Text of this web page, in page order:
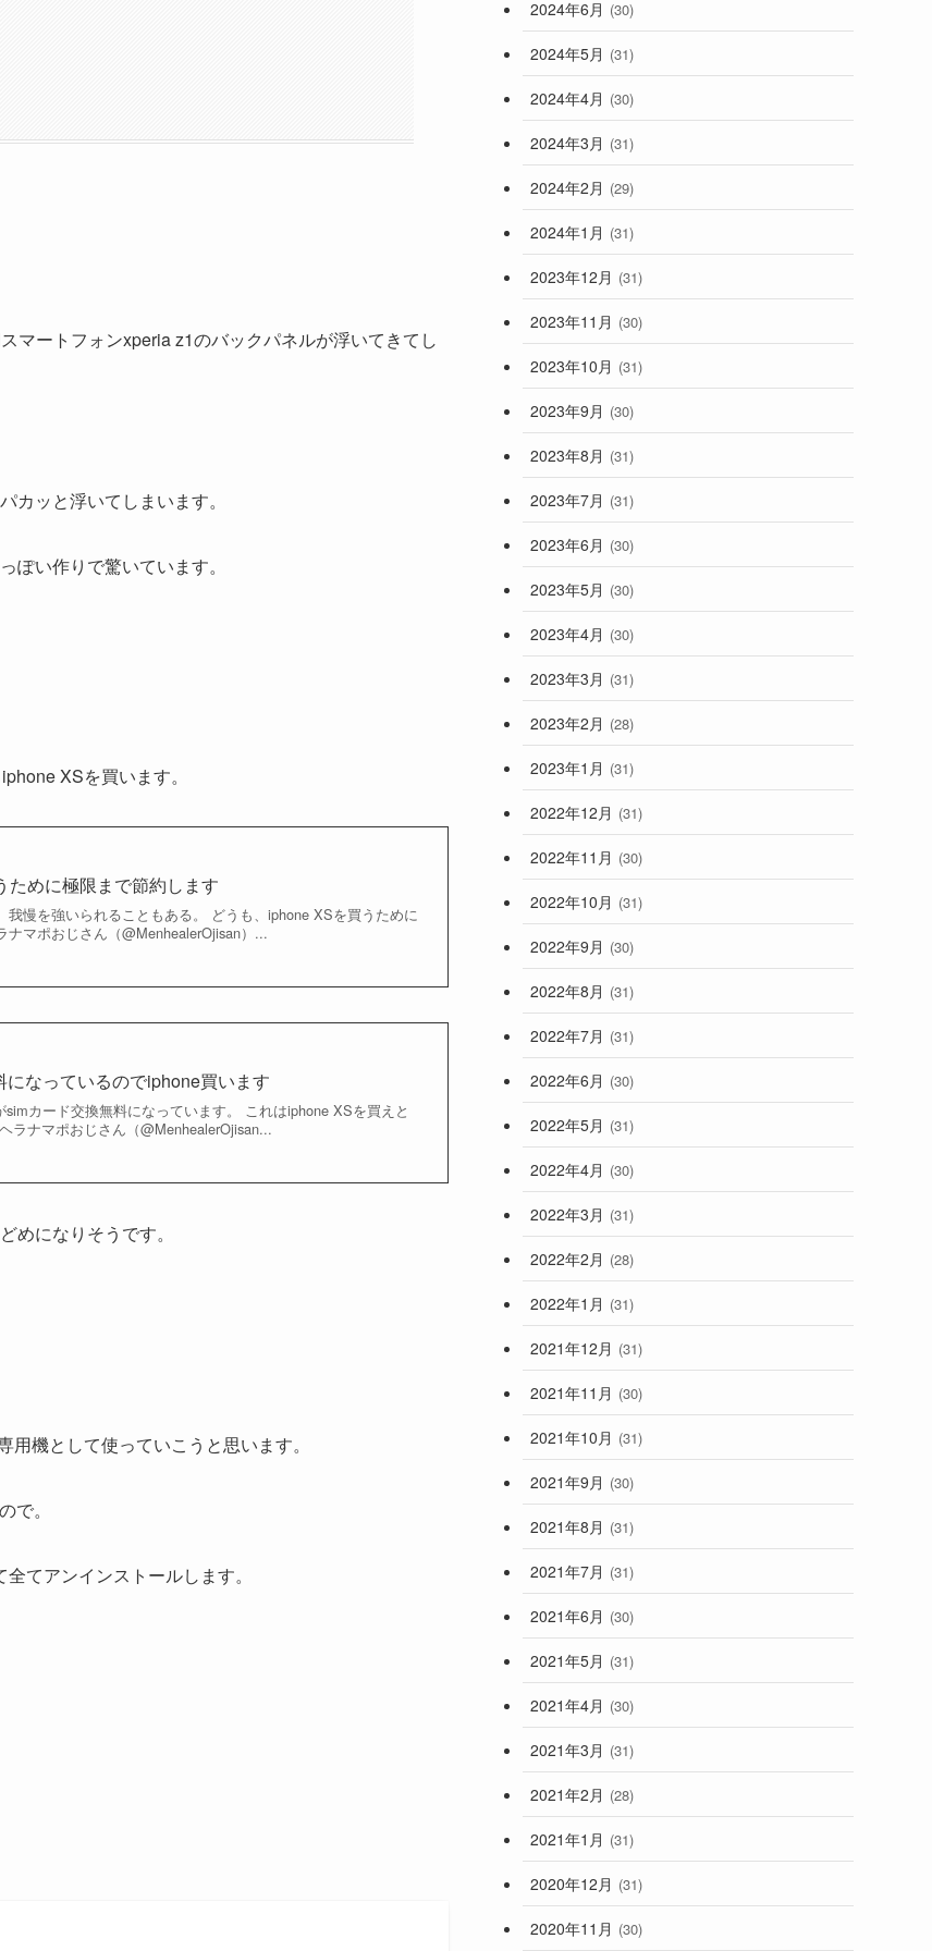
マートフォンxperia z1のバックパネルが浮いてきてし
カッと浮いてしまいます。
ぽい作りで驚いています。
XSを買います。
めに極限まで節約します
慢を強いられることもある。 どうも、iphone XSを買うために
マポおじさん（@MenhealerOjisan）...
なっているのでiphone買います
カード交換無料になっています。 これはiphone XSを買えと
ラナマポおじさん（@MenhealerOjisan...
めになりそうです。
機として使っていこうと思います。
で。
てアンインストールします。
2024年6月 (30)
2024年5月 (31)
2024年4月 (30)
2024年3月 (31)
2024年2月 (29)
2024年1月 (31)
2023年12月 (31)
2023年11月 (30)
2023年10月 (31)
2023年9月 (30)
2023年8月 (31)
2023年7月 (31)
2023年6月 (30)
2023年5月 (30)
2023年4月 (30)
2023年3月 (31)
2023年2月 (28)
2023年1月 (31)
2022年12月 (31)
2022年11月 (30)
2022年10月 (31)
2022年9月 (30)
2022年8月 (31)
2022年7月 (31)
2022年6月 (30)
2022年5月 (31)
2022年4月 (30)
2022年3月 (31)
2022年2月 (28)
2022年1月 (31)
2021年12月 (31)
2021年11月 (30)
2021年10月 (31)
2021年9月 (30)
2021年8月 (31)
2021年7月 (31)
2021年6月 (30)
2021年5月 (31)
2021年4月 (30)
2021年3月 (31)
2021年2月 (28)
2021年1月 (31)
2020年12月 (31)
2020年11月 (30)